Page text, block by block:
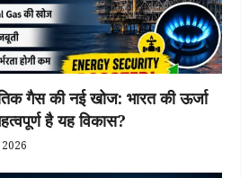
गैस की नई खोज: भारत की ऊर्जा
है यह विकास?